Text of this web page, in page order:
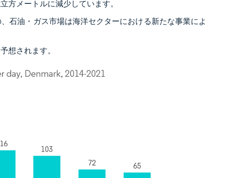
方メートルに減少しています。
石油・ガス市場は海洋セクターにおける新たな事業によ
想されます。